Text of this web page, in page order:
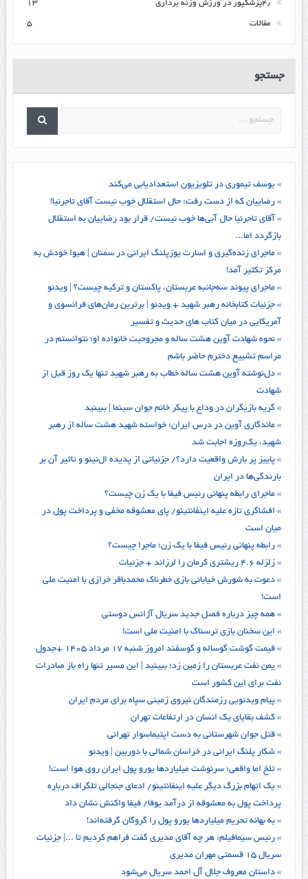
۴٫پزشکپور در ورزش وزنه برداری ۱۳
مقالات ۵
جستجو
» یوسف تیموری در تلویزیون استعدادیابی می‌کند
» رضاییان که از دست رفت؛ حال استقلال خوب نیست آقای تاجرنیا!
» آقای تاجرنیا حال آبی‌ها خوب نیست/ قرار بود رضاییان به استقلال
بازگردد اما...
» ماجرای زنده‌گیری و اسارت یوزپلنگ ایرانی در سمنان | هیوا خودش به
مرکز تکثیر آمد!
» ماجرای پیوند سه‌جانبه عربستان، پاکستان و ترکیه چیست؟ | ویدئو
» جزئیات کتابخانه رهبر شهید + ویدئو | برترین رمان‌های فرانسوی و
آمریکایی در میان کتاب های حدیث و تفسیر
» نحوه شهادت آوین هشت ساله و مجروحیت خانواده او؛ نتوانستم در
مراسم تشییع دخترم حاضر باشم
» دل‌نوشته آوین هشت ساله خطاب به رهبر شهید تنها یک روز قبل از
شهادت
» گریه بازیگران در وداع با پیکر خانم جوان سینما | ببینید
» ماندگاری آوین در درس ایران؛ خواسته شهید هشت ساله از رهبر
شهید، یک‌روزه اجابت شد
» پاییز پر بارش واقعیت دارد؟/ جزئیاتی از پدیده ال‌نینو و تاثیر آن بر
بارندگی‌ها در ایران
» ماجرای رابطه پنهانی رئیس فیفا با یک زن چیست؟
» افشاگری تازه علیه اینفانتینو/ پای معشوقه مخفی و پرداخت پول در
میان است
» رابطه پنهانی رئیس فیفا با یک زن؛ ماجرا چیست؟
» زلزله ۴.۶ ریشتری کرمان را لرزاند + جزئیات
» دعوت به شورش خیابانی بازی خطرناک محمدباقر خرازی با امنیت ملی
است!
» همه چیز درباره فصل جدید سریال آژانس دوستی
» این سخنان بازی ترسناک با امنیت ملی است!
» قیمت گوشت گوساله و گوسفند امروز شنبه ۱۷ مرداد ۱۴۰۵ +جدول
» یمن نفت عربستان را زمین زد؛ ببینید | این مسیر تنها راه باز صادرات
نفت برای این کشور است
» پیام ویدئویی رزمندگان نیروی زمینی سپاه برای مردم ایران
» کشف بقایای یک انسان در ارتفاعات تهران
» قتل جوان شهرستانی به دست اپتیماسوار تهرانی
» شکار پلنگ ایرانی در خراسان‌ شمالی با دوربین | ویدئو
» تلخ اما واقعی؛ سرنوشت میلیاردها یورو پول ایران روی هوا است!
» یک اتهام بزرگ دیگر علیه اینفانتینو/ ادعای جنجالی تلگراف درباره
پرداخت پول به معشوقه از درآمد یوفا/ فیفا واکنش نشان داد
» به بهانه تحریم میلیاردها یورو پول را گروگان گرفته‌اند!
» رئیس سیمافیلم: هر چه آقای مدیری گفت فراهم کردیم تا ...| جزئیات
سریال ۱۵ قسمتی مهران مدیری
» داستان معروف جلال آل احمد سریال می‌شود